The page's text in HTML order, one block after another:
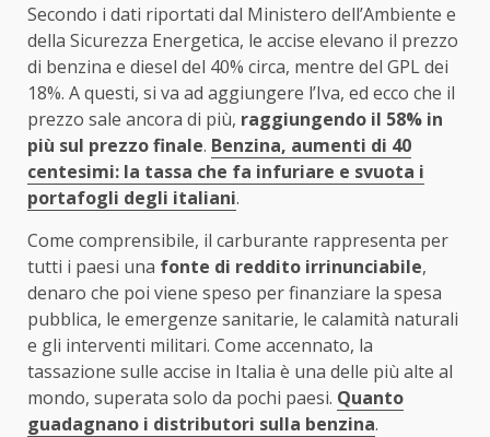
Secondo i dati riportati dal Ministero dell’Ambiente e
della Sicurezza Energetica, le accise elevano il prezzo
di benzina e diesel del 40% circa, mentre del GPL dei
18%. A questi, si va ad aggiungere l’Iva, ed ecco che il
prezzo sale ancora di più, raggiungendo il 58% in
più sul prezzo finale. Benzina, aumenti di 40
centesimi: la tassa che fa infuriare e svuota i
portafogli degli italiani.
Come comprensibile, il carburante rappresenta per
tutti i paesi una fonte di reddito irrinunciabile,
denaro che poi viene speso per finanziare la spesa
pubblica, le emergenze sanitarie, le calamità naturali
e gli interventi militari. Come accennato, la
tassazione sulle accise in Italia è una delle più alte al
mondo, superata solo da pochi paesi. Quanto
guadagnano i distributori sulla benzina.